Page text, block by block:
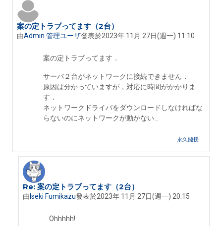
案の定トラブってます（2台）
由Admin 管理ユーザ發表於2023年 11月 27日(週一) 11:10
Number of replies: 1
案の定トラブってます．
サーバ２台がネットワークに接続できません．
原因は分かっていますが，対応に時間がかかりま
す．
ネットワークドライバをダウンロードしなければな
らないのにネットワークが動かない...
永久鏈接
In reply to Admin 管理ユーザ
Re: 案の定トラブってます（2台）
由 Iseki Fumikazu發表於2023年 11月 27日(週一) 20:15
Ohhhhh!